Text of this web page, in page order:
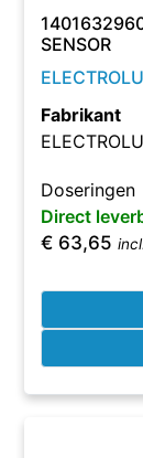
SENSOR
Fabrikant
Doseringen
Direct
€ 63,65